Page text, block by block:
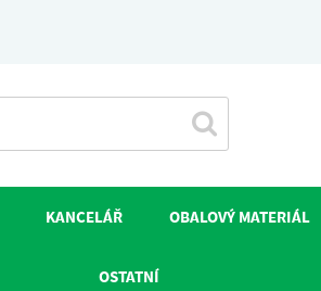
KANCELÁŘ OBALOVÝ MATERIÁL
OSTATNÍ